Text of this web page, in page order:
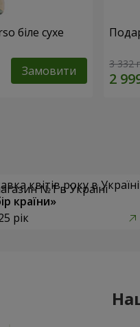
біле сухе
Замовити
3 332
квітів року в Україні
країни»
рік